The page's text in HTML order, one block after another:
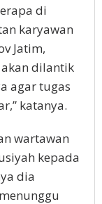
di
karyawan
Jatim,
akan dilantik
agar tugas
katanya.
wartawan
kepada
dia